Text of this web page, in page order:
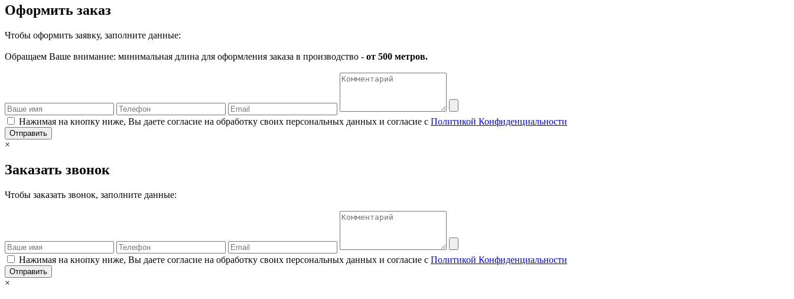
Оформить заказ
Чтобы оформить заявку, заполните данные:
Обращаем Ваше внимание: минимальная длина для оформления заказа в производство - от 500 метров.
Нажимая на кнопку ниже, Вы даете согласие на обработку своих персональных данных и согласие с Политикой Конфиденциальности
Отправить
×
Заказать звонок
Чтобы заказать звонок, заполните данные:
Нажимая на кнопку ниже, Вы даете согласие на обработку своих персональных данных и согласие с Политикой Конфиденциальности
Отправить
×